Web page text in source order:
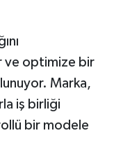
ve optimize bir
Marka,
iş birliği
bir modele